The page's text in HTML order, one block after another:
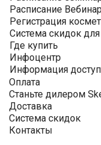
Расписание
Регистрация
Система скидок
Где купить
Инфоцентр
Информация
Оплата
Станьте дилером
Доставка
Система скидок
Контакты